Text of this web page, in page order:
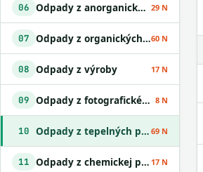
06 Odpady z anorganických chemických procesov 29 N
07 Odpady z organických chemických procesov60 N
08 Odpady z výroby 17 N
09 Odpady z fotografického priemyslu 8 N
10 Odpady z tepelných procesov 69 N
11 Odpady z chemickej povrchovej úpravy kovov a nanášania kovov a iných materiálov; odpady z hydrometalurgie neželezných kovov 17 N